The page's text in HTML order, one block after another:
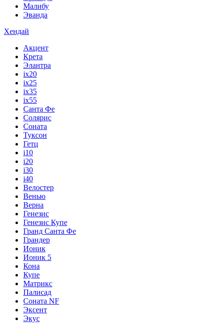
Малибу
Эванда
Хендай
Акцент
Крета
Элантра
ix20
ix25
ix35
ix55
Санта Фе
Солярис
Соната
Туксон
Гетц
i10
i20
i30
i40
Велостер
Венью
Верна
Генезис
Генезис Купе
Гранд Санта Фе
Грандер
Ионик
Ионик 5
Кона
Купе
Матрикс
Палисад
Соната NF
Эксент
Экус